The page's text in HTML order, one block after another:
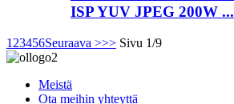
ISP YUV JPEG 200W ...
1 23456Seuraava >>> Sivu 1/9
Meistä
Ota meihin yhteyttä